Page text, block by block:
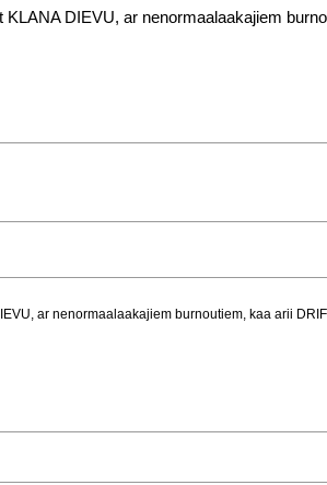
DIEVU, ar nenormaalaakajiem
ar nenormaalaakajiem burnoutiem, kaa arii